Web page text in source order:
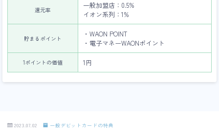
還元率
一般加盟店：0.5%
イオン系列：1%
貯まるポイント
・WAON POINT
・電子マネーWAONポイント
1ポイントの価値 1円
2023.07.02 一般デビットカードの特典